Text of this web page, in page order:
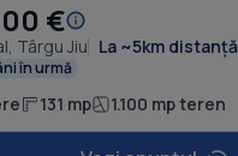
€
Târgu Jiu La ~5km distanță
în urmă
131 mp 1.100 mp teren